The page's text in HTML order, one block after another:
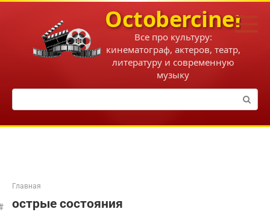
Перейти
Octobercinema
Все про культуру:
кинематограф, актеров, театр,
литературу и современную
музыку
Поиск:
Главная
острые состояния